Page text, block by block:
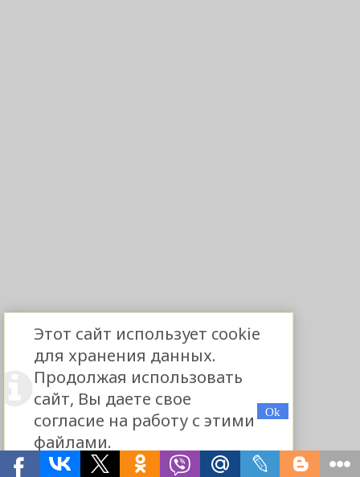
Этот сайт использует cookie
для хранения данных.
Продолжая использовать
сайт, Вы даете свое
согласие на работу с этими
файлами.